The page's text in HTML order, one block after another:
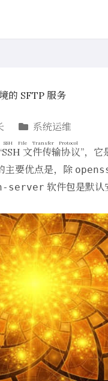
的 SFTP 服务
系统运维
SSH 文件传输协议
SSH File Transfer Protocol
”，它
主要优点是，除
server 软件包是默认